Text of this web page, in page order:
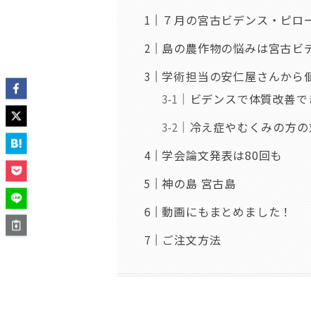
７月の宮古ビデンス・ピロ
島の農作物の悩みは宮古ビ
学術担当の安仁屋さんから
ビデンスで体質改善
冷え症やむくみの方の
学会論文発表は80回も
神の島 宮古島
動画にもまとめました！
ご注文方法